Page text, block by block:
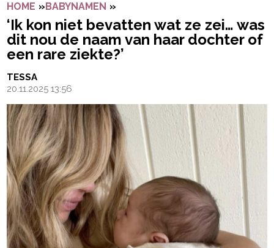
HOME »BABYNAMEN »
‘Ik kon niet bevatten wat ze zei… was
dit nou de naam van haar dochter of
een rare ziekte?’
TESSA
20.11.2025 13:56